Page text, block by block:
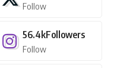
Follow
56.4kFollowers
Follow